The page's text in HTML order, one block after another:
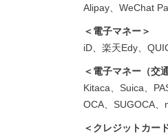
Alipay、WeChat
＜電子マネー＞
iD、楽天Edy、
＜電子マネー（交
Kitaca、Suica、
OCA、SUGOCA
＜クレジットカー